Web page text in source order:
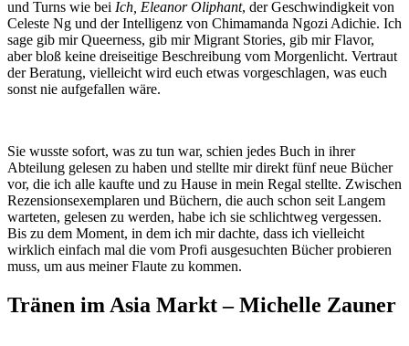
und Turns wie bei Ich, Eleanor Oliphant, der Geschwindigkeit von
Celeste Ng und der Intelligenz von Chimamanda Ngozi Adichie. Ich
sage gib mir Queerness, gib mir Migrant Stories, gib mir Flavor,
aber bloß keine dreiseitige Beschreibung vom Morgenlicht. Vertraut
der Beratung, vielleicht wird euch etwas vorgeschlagen, was euch
sonst nie aufgefallen wäre.
Sie wusste sofort, was zu tun war, schien jedes Buch in ihrer
Abteilung gelesen zu haben und stellte mir direkt fünf neue Bücher
vor, die ich alle kaufte und zu Hause in mein Regal stellte. Zwischen
Rezensionsexemplaren und Büchern, die auch schon seit Langem
warteten, gelesen zu werden, habe ich sie schlichtweg vergessen.
Bis zu dem Moment, in dem ich mir dachte, dass ich vielleicht
wirklich einfach mal die vom Profi ausgesuchten Bücher probieren
muss, um aus meiner Flaute zu kommen.
Tränen im Asia Markt – Michelle Zauner